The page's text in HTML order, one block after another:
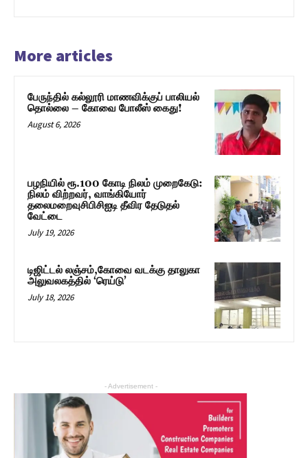
More articles
பேருந்தில் கல்லூரி மாணவிக்குப் பாலியல்
தொல்லை – கோவை போலீஸ் கைது!
August 6, 2026
பழநியில் ரூ.100 கோடி நிலம் முறைகேடு:
நிலம் விற்றவர், வாங்கியோர்
தலைமறைவுசிபிசிஐடி தீவிர தேடுதல்
வேட்டை
July 19, 2026
டிஜிட்டல் லஞ்சம்,கோவை வடக்கு தாலுகா
அலுவலகத்தில் ‘ரெய்டு’
July 18, 2026
- Advertisement -